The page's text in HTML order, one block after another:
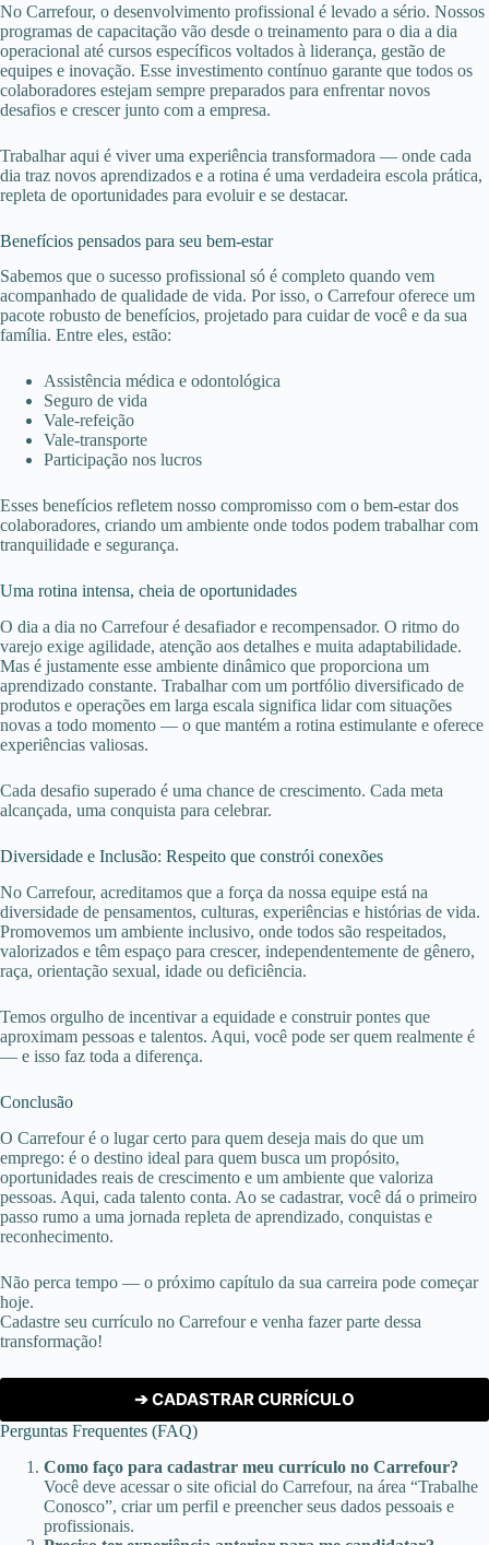
No Carrefour, o desenvolvimento profissional é levado a sério. Nossos
programas de capacitação vão desde o treinamento para o dia a dia
operacional até cursos específicos voltados à liderança, gestão de
equipes e inovação. Esse investimento contínuo garante que todos os
colaboradores estejam sempre preparados para enfrentar novos
desafios e crescer junto com a empresa.
Trabalhar aqui é viver uma experiência transformadora — onde cada
dia traz novos aprendizados e a rotina é uma verdadeira escola prática,
repleta de oportunidades para evoluir e se destacar.
Benefícios pensados para seu bem-estar
Sabemos que o sucesso profissional só é completo quando vem
acompanhado de qualidade de vida. Por isso, o Carrefour oferece um
pacote robusto de benefícios, projetado para cuidar de você e da sua
família. Entre eles, estão:
Assistência médica e odontológica
Seguro de vida
Vale-refeição
Vale-transporte
Participação nos lucros
Esses benefícios refletem nosso compromisso com o bem-estar dos
colaboradores, criando um ambiente onde todos podem trabalhar com
tranquilidade e segurança.
Uma rotina intensa, cheia de oportunidades
O dia a dia no Carrefour é desafiador e recompensador. O ritmo do
varejo exige agilidade, atenção aos detalhes e muita adaptabilidade.
Mas é justamente esse ambiente dinâmico que proporciona um
aprendizado constante. Trabalhar com um portfólio diversificado de
produtos e operações em larga escala significa lidar com situações
novas a todo momento — o que mantém a rotina estimulante e oferece
experiências valiosas.
Cada desafio superado é uma chance de crescimento. Cada meta
alcançada, uma conquista para celebrar.
Diversidade e Inclusão: Respeito que constrói conexões
No Carrefour, acreditamos que a força da nossa equipe está na
diversidade de pensamentos, culturas, experiências e histórias de vida.
Promovemos um ambiente inclusivo, onde todos são respeitados,
valorizados e têm espaço para crescer, independentemente de gênero,
raça, orientação sexual, idade ou deficiência.
Temos orgulho de incentivar a equidade e construir pontes que
aproximam pessoas e talentos. Aqui, você pode ser quem realmente é
— e isso faz toda a diferença.
Conclusão
O Carrefour é o lugar certo para quem deseja mais do que um
emprego: é o destino ideal para quem busca um propósito,
oportunidades reais de crescimento e um ambiente que valoriza
pessoas. Aqui, cada talento conta. Ao se cadastrar, você dá o primeiro
passo rumo a uma jornada repleta de aprendizado, conquistas e
reconhecimento.
Não perca tempo — o próximo capítulo da sua carreira pode começar
hoje.
Cadastre seu currículo no Carrefour e venha fazer parte dessa
transformação!
➔ CADASTRAR CURRÍCULO
Perguntas Frequentes (FAQ)
Como faço para cadastrar meu currículo no Carrefour?
Você deve acessar o site oficial do Carrefour, na área “Trabalhe
Conosco”, criar um perfil e preencher seus dados pessoais e
profissionais.